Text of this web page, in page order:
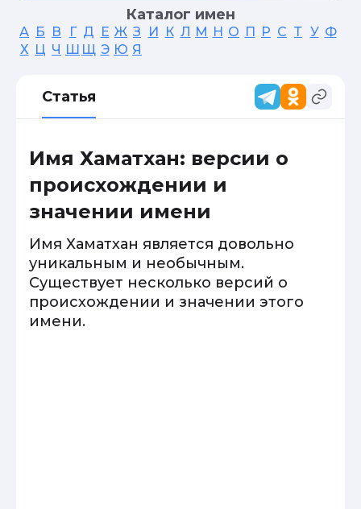
Каталог имен
А Б В Г Д Е Ж З И К Л М Н О П Р С Т У Ф
Х Ц Ч Ш Щ Э Ю Я
Статья
Имя Хаматхан: версии о
происхождении и
значении имени
Имя Хаматхан является довольно
уникальным и необычным.
Существует несколько версий о
происхождении и значении этого
имени.